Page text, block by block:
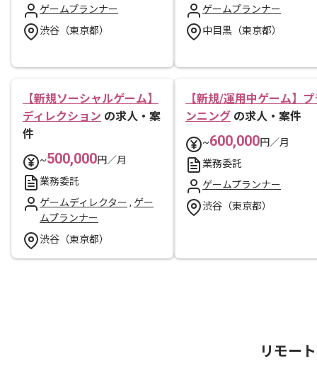
ゲームプランナー
渋谷（東京都）
ゲームプランナー
中目黒（東京都）
【新規ソーシャルゲーム】
ディレクション の求人・案
件
~500,000円／月
業務委託
ゲームディレクター , ゲー
ムプランナー
渋谷（東京都）
【新規/運用中ゲーム】プ
ンニング の求人・案件
~600,000円／月
業務委託
ゲームプランナー
渋谷（東京都）
リモー